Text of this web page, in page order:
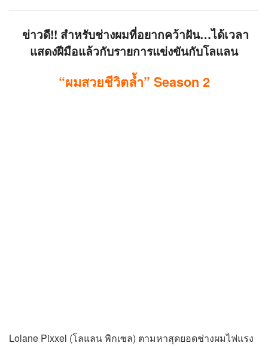
ข่าวดี!! สำหรับช่างผมที่อยากคว้าฝัน…ได้เวลา
แสดงฝีมือแล้วกับรายการแข่งขันกับโลแลน
“ผมสวยชีวิตล้ำ” Season 2
Lolane Pixxel (โลแลน พิกเซล) ตามหาสุดยอดช่างผมไฟแรง